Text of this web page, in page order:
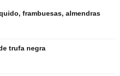
frambuesas, almendras
trufa negra